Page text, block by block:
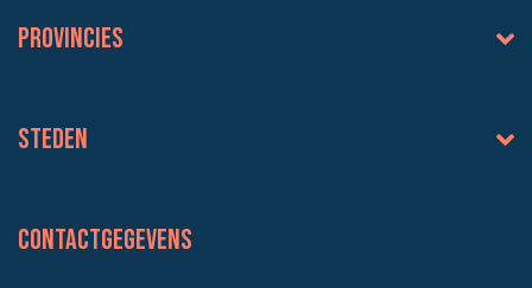
Provincies
Steden
Contactgegevens